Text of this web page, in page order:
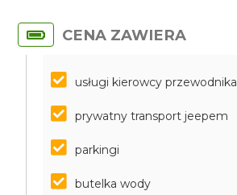
CENA ZAWIERA
usługi kierowcy przewodnika
prywatny transport jeepem
parkingi
butelka wody